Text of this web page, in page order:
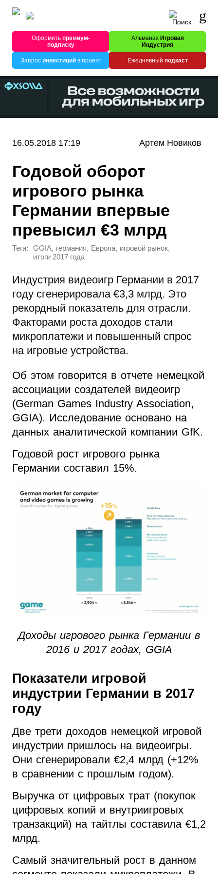
Оформитьпремиум-
подписку
Альманах Игровая
Индустрия
Запрос инвестицийв проект Ежедневный подкаст
16.05.2018 17:19 Артем Новиков
Годовой оборот
игрового рынка
Германии впервые
превысил €3 млрд
Теги: GGIA, германия, Европа, игровой рынок,
итоги 2017 года
Индустрия видеоигр Германии в 2017
году сгенерировала €3,3 млрд. Это
рекордный показатель для отрасли.
Факторами роста доходов стали
микроплатежи и повышенный спрос
на игровые устройства.
Об этом говорится в отчете немецкой
ассоциации создателей видеоигр
(German Games Industry Association,
GGIA). Исследование основано на
данных аналитической компании GfK.
Годовой рост игрового рынка
Германии составил 15%.
Доходы игрового рынка Германии в
2016 и 2017 годах, GGIA
Показатели игровой
индустрии Германии в 2017
году
Две трети доходов немецкой игровой
индустрии пришлось на видеоигры.
Они сгенерировали €2,4 млрд (+12%
в сравнении с прошлым годом).
Выручка от цифровых трат (покупок
цифровых копий и внутриигровых
транзакций) на тайтлы составила €1,2
млрд.
Самый значительный рост в данном